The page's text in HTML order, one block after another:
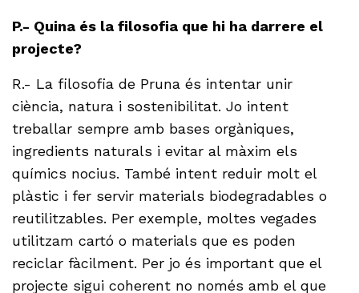
P.- Quina és la filosofia que hi ha darrere el
projecte?
R.- La filosofia de Pruna és intentar unir
ciència, natura i sostenibilitat. Jo intent
treballar sempre amb bases orgàniques,
ingredients naturals i evitar al màxim els
químics nocius. També intent reduir molt el
plàstic i fer servir materials biodegradables o
reutilitzables. Per exemple, moltes vegades
utilitzam cartó o materials que es poden
reciclar fàcilment. Per jo és important que el
projecte sigui coherent no només amb el que